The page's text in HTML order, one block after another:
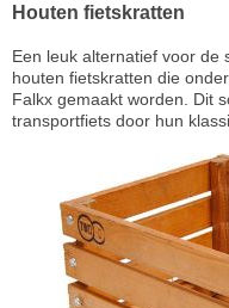
Houten fietskratten
Een leuk alternatief voor de
houten fietskratten die
Falkx gemaakt worden. Dit
transportfiets door hun